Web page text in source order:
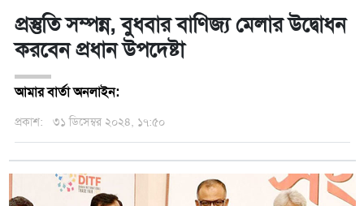
প্রস্তুতি সম্পন্ন, বুধবার বাণিজ্য মেলার উদ্বোধন
করবেন প্রধান উপদেষ্টা
আমার বার্তা অনলাইন:
প্রকাশ: ৩১ ডিসেম্বর ২০২৪, ১৭:৫০